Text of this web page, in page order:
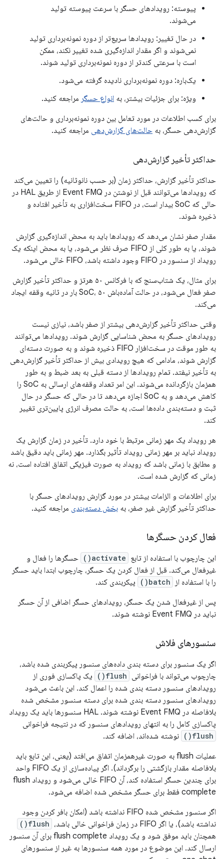
پیوسته: رویدادهای حسگر با سرعت پیوسته تولید
می‌شوند.
در حال تغییر: رویدادها سریع‌تر از دوره نمونه‌برداری تولید
نمی‌شوند و اگر مقدار اندازه‌گیری شده تغییر نکند، ممکن
است با سرعتی کندتر از دوره نمونه‌برداری تولید شوند.
یک‌باره: دوره نمونه‌برداری نادیده گرفته می‌شود.
ویژه: برای جزئیات بیشتر، به انواع حسگر مراجعه کنید.
برای کسب اطلاعات در مورد تعامل بین دوره نمونه‌برداری و حالت‌های
گزارش‌دهی حسگر، به حالت‌های گزارش‌دهی مراجعه کنید.
حداکثر تأخیر گزارش‌دهی
حداکثر تأخیر گزارش، حداکثر زمان (بر حسب نانوثانیه) را تعیین می‌کند
که رویدادها می‌توانند قبل از نوشتن در Event FMQ از طریق HAL در
حالی که SoC بیدار است، در FIFO سخت‌افزاری به تأخیر افتاده و
ذخیره شوند.
مقدار صفر نشان می‌دهد که رویدادها باید به محض اندازه‌گیری گزارش
شوند، یا به طور کلی از FIFO صرف نظر می‌شود، یا به محض اینکه یک
رویداد از سنسور در FIFO وجود داشته باشد، FIFO خالی می‌شود.
برای مثال، یک شتاب‌سنج که با فرکانس ۵۰ هرتز و حداکثر تأخیر گزارش
صفر فعال می‌شود، در حالت آماده‌باش SoC، ۵۰ بار در ثانیه وقفه ایجاد
می‌کند.
وقتی حداکثر تأخیر گزارش‌دهی بیشتر از صفر باشد، نیازی نیست
رویدادهای حسگر به محض شناسایی گزارش شوند. رویدادها می‌توانند
به طور موقت در سخت‌افزار FIFO ذخیره شوند و به صورت دسته‌ای
گزارش شوند، مادامی که هیچ رویدادی بیش از حداکثر تأخیر گزارش‌دهی
به تأخیر نیفتد. تمام رویدادها از دسته قبلی به بعد ضبط و به طور
همزمان بازگردانده می‌شوند. این امر تعداد وقفه‌های ارسالی به SoC را
کاهش می‌دهد و به SoC اجازه می‌دهد تا در حالی که حسگر در حال
ثبت و دسته‌بندی داده‌ها است، به حالت مصرف انرژی پایین‌تری تغییر
کند.
هر رویداد یک مهر زمانی مرتبط با خود دارد. تأخیر در زمان گزارش یک
رویداد نباید بر مهر زمانی رویداد تأثیر بگذارد. مهر زمانی باید دقیق باشد
و مطابق با زمانی باشد که رویداد به صورت فیزیکی اتفاق افتاده است، نه
زمانی که گزارش شده است.
برای اطلاعات و الزامات بیشتر در مورد گزارش رویدادهای حسگر با
حداکثر تأخیر گزارش غیر صفر، به بخش دسته‌بندی مراجعه کنید.
فعال کردن حسگرها
این چارچوب با استفاده از تابع activate()
حسگرها را فعال و
غیرفعال می‌کند. قبل از فعال کردن یک حسگر، چارچوب ابتدا باید حسگر
را با استفاده از
batch()
پیکربندی کند.
پس از غیرفعال شدن یک حسگر، رویدادهای حسگر اضافی از آن حسگر
نباید در Event FMQ نوشته شوند.
سنسورهای فلاش
اگر یک سنسور برای دسته بندی داده‌های سنسور پیکربندی شده باشد،
چارچوب می‌تواند با فراخوانی flush()
یک پاکسازی فوری از
رویدادهای سنسور دسته بندی شده را اعمال کند. این باعث می‌شود
رویدادهای سنسور دسته بندی شده برای دسته سنسور مشخص شده
بلافاصله در Event FMQ نوشته شوند. HAL سنسورها باید یک رویداد
پاکسازی کامل را به انتهای رویدادهای سنسور که در نتیجه فراخوانی
flush()
نوشته شده‌اند، اضافه کند.
عملیات flush به صورت غیرهمزمان اتفاق می‌افتد (یعنی، این تابع باید
بلافاصله مقدار بازگشتی را برگرداند). اگر پیاده‌سازی از یک FIFO واحد
برای چندین حسگر استفاده کند، آن FIFO خالی می‌شود و رویداد flush
complete فقط برای حسگر مشخص شده اضافه می‌شود.
اگر سنسور مشخص شده FIFO نداشته باشد (امکان بافر کردن وجود
نداشته باشد)، یا اگر FIFO در زمان فراخوانی خالی باشد،
flush()
همچنان باید موفق شود و یک رویداد flush complete برای آن سنسور
ارسال کند. این موضوع در مورد همه سنسورها به غیر از سنسورهای